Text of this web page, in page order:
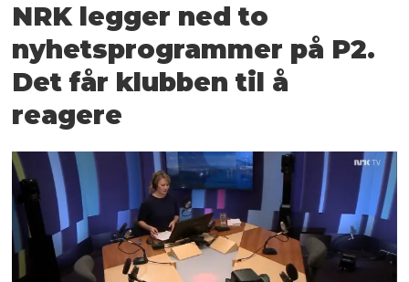
NRK legger ned to
nyhetsprogrammer på P2.
Det får klubben til å
reagere